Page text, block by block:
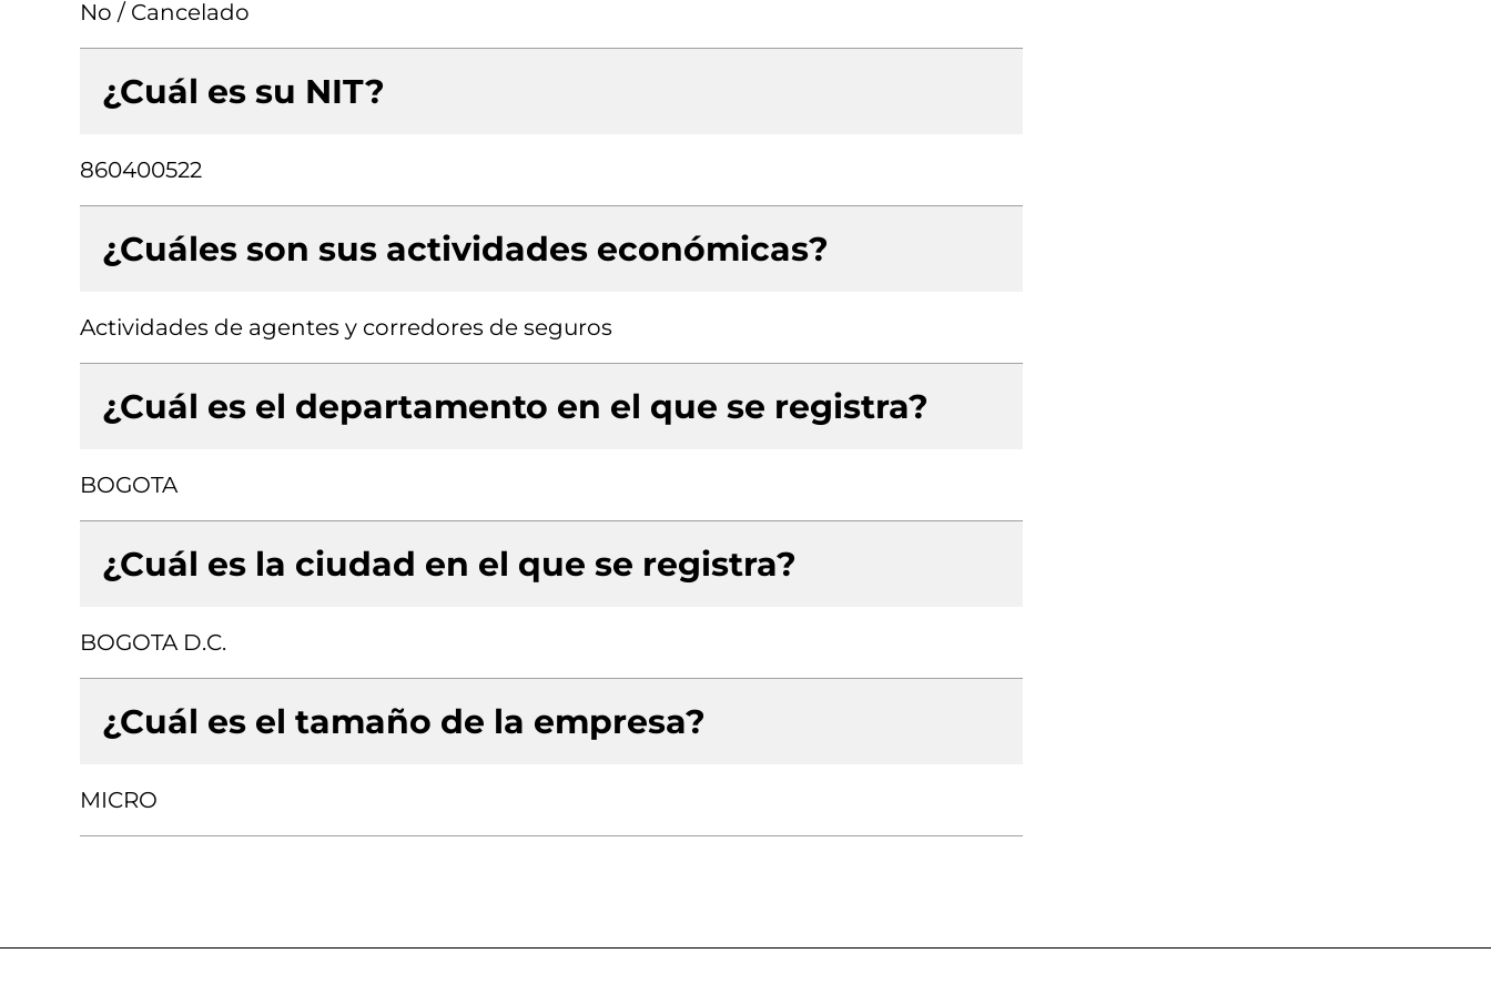
No / Cancelado
¿Cuál es su NIT?
860400522
¿Cuáles son sus actividades económicas?
Actividades de agentes y corredores de seguros
¿Cuál es el departamento en el que se registra?
BOGOTA
¿Cuál es la ciudad en el que se registra?
BOGOTA D.C.
¿Cuál es el tamaño de la empresa?
MICRO